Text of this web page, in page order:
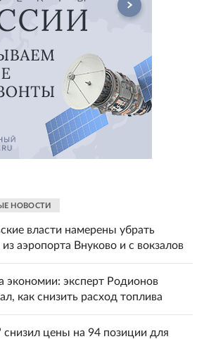
НОВОСТИ
власти намерены убрать
аэропорта Внуково и с вокзалов
экономии: эксперт Родионов
как снизить расход топлива
снизил цены на 94 позиции для